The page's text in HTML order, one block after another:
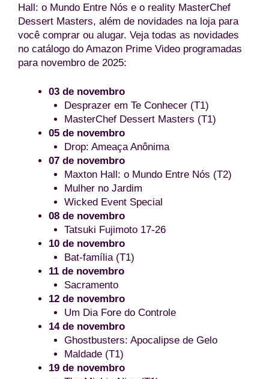
Hall: o Mundo Entre Nós e o reality MasterChef
Dessert Masters, além de novidades na loja para
você comprar ou alugar. Veja todas as novidades
no catálogo do Amazon Prime Video programadas
para novembro de 2025:
03 de novembro
Desprazer em Te Conhecer (T1)
MasterChef Dessert Masters (T1)
05 de novembro
Drop: Ameaça Anônima
07 de novembro
Maxton Hall: o Mundo Entre Nós (T2)
Mulher no Jardim
Wicked Event Special
08 de novembro
Tatsuki Fujimoto 17-26
10 de novembro
Bat-família (T1)
11 de novembro
Sacramento
12 de novembro
Um Dia Fore do Controle
14 de novembro
Ghostbusters: Apocalipse de Gelo
Maldade (T1)
19 de novembro